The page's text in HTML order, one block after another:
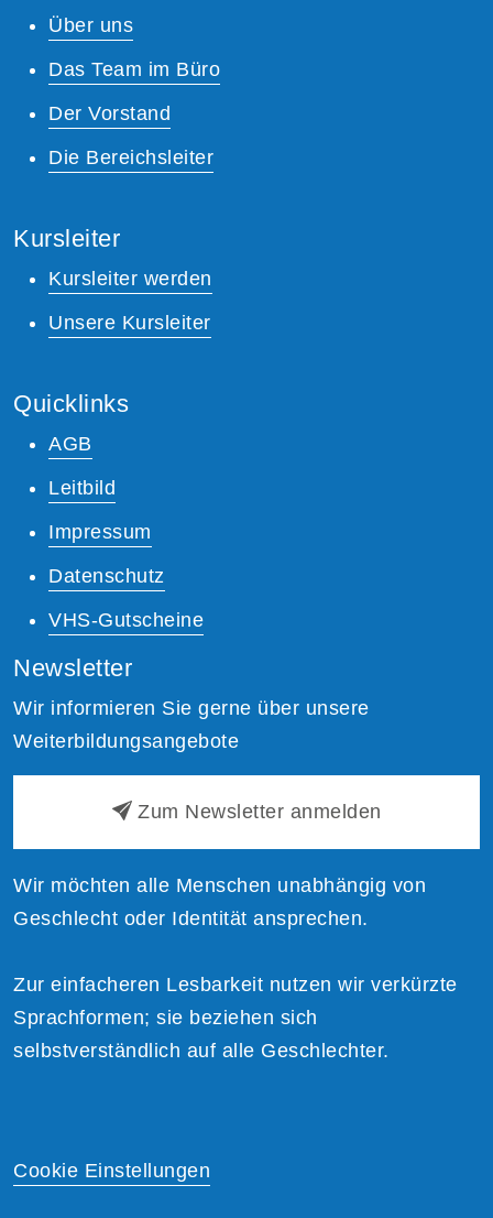
Über uns
Das Team im Büro
Der Vorstand
Die Bereichsleiter
Kursleiter
Kursleiter werden
Unsere Kursleiter
Quicklinks
AGB
Leitbild
Impressum
Datenschutz
VHS-Gutscheine
Newsletter
Wir informieren Sie gerne über unsere
Weiterbildungsangebote
Zum Newsletter anmelden
Wir möchten alle Menschen unabhängig von
Geschlecht oder Identität ansprechen.
Zur einfacheren Lesbarkeit nutzen wir verkürzte
Sprachformen; sie beziehen sich
selbstverständlich auf alle Geschlechter.
Cookie Einstellungen